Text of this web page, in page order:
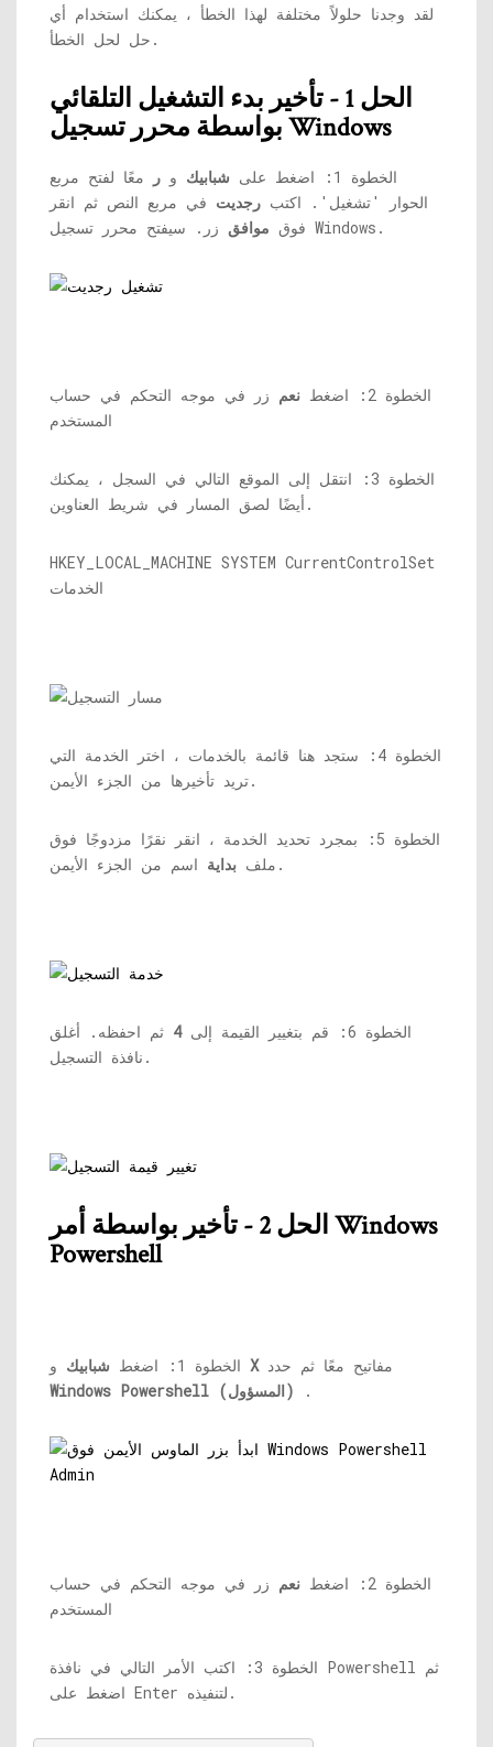
لقد وجدنا حلولاً مختلفة لهذا الخطأ ، يمكنك استخدام أي
حل لحل الخطأ.
الحل 1 - تأخير بدء التشغيل التلقائي
بواسطة محرر تسجيل Windows
الخطوة 1: اضغط على شبابيك و ر
معًا لفتح مربع
الحوار 'تشغيل'. اكتب رجديت في مربع النص ثم انقر
فوق موافق زر. سيفتح محرر تسجيل Windows.
الخطوة 2: اضغط نعم زر في موجه التحكم في حساب
المستخدم
الخطوة 3: انتقل إلى الموقع التالي في السجل ، يمكنك
أيضًا لصق المسار في شريط العناوين.
HKEY_LOCAL_MACHINE SYSTEM CurrentControlSet
الخدمات
الخطوة 4: ستجد هنا قائمة بالخدمات ، اختر الخدمة التي
تريد تأخيرها من الجزء الأيمن.
الخطوة 5: بمجرد تحديد الخدمة ، انقر نقرًا مزدوجًا فوق
ملف بداية اسم من الجزء الأيمن.
الخطوة 6: قم بتغيير القيمة إلى 4 ثم احفظه. أغلق
نافذة التسجيل.
الحل 2 - تأخير بواسطة أمر Windows
Powershell
الخطوة 1: اضغط شبابيك X مفاتيح معًا ثم حدد
Windows Powershell (المسؤول)
.
الخطوة 2: اضغط نعم زر في موجه التحكم في حساب
المستخدم
الخطوة 3: اكتب الأمر التالي في نافذة Powershell ثم
اضغط على Enter لتنفيذه.